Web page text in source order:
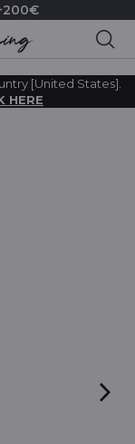
[United States].
HERE